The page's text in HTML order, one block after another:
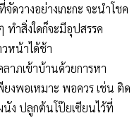
ดวางอย่างเกะกะ จะนำโชค
ำสิ่งใดก็จะมีอุปสรรค
หน้าได้ช้า
ภเข้าบ้านด้วยการหา
งพอเหมาะ พอควร เช่น ติด
ง ปลูกต้นโป๊ยเซียนไว้ที่